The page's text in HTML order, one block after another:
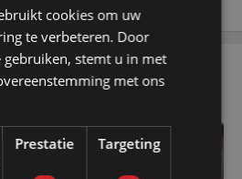
- De beste
waterbed!
cookies om uw
te verbeteren. Door
gebruiken, stemt u in met
met ons
Prestatie Targeting